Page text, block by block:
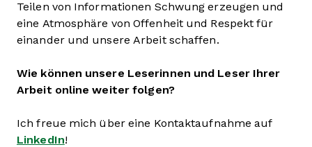
Teilen von Informationen Schwung erzeugen und
eine Atmosphäre von Offenheit und Respekt für
einander und unsere Arbeit schaffen.
Wie können unsere Leserinnen und Leser Ihrer
Arbeit online weiter folgen?
Ich freue mich über eine Kontaktaufnahme auf
LinkedIn!